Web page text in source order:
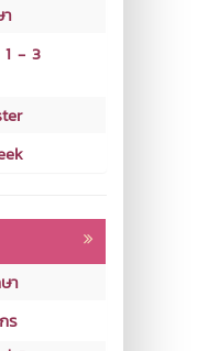
1 - 3
า
ร